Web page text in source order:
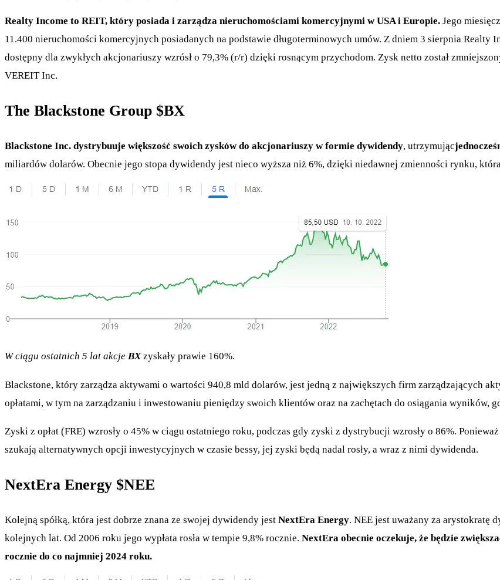
Realty Income to REIT, który posiada i zarządza nieruchomościami komercyjnymi w USA i Europie. Jego
11.400 nieruchomości komercyjnych posiadanych na podstawie długoterminowych umów. Z dniem 3 sierpnia Realty
dostępny dla zwykłych akcjonariuszy wzrósł o 79,3% (r/r) dzięki rosnącym przychodom. Zysk netto został
VEREIT Inc.
The Blackstone Group $BX
Blackstone Inc. dystrybuuje większość swoich zysków do akcjonariuszy w formie dywidendy, utrzymując
miliardów dolarów. Obecnie jego stopa dywidendy jest nieco wyższa niż 6%, dzięki niedawnej zmienności rynku, która
W ciągu ostatnich 5 lat akcje BXzyskały prawie 160%.
Blackstone, który zarządza aktywami o wartości 940,8 mld dolarów, jest jedną z największych firm zarządzających
opłatami, w tym na zarządzaniu i inwestowaniu pieniędzy swoich klientów oraz na zachętach do osiągania wyników,
Zyski z opłat (FRE) wzrosły o 45% w ciągu ostatniego roku, podczas gdy zyski z dystrybucji wzrosły o 86%.
szukają alternatywnych opcji inwestycyjnych w czasie bessy, jej zyski będą nadal rosły, a wraz z nimi dywidenda.
NextEra Energy $NEE
Kolejną spółką, która jest dobrze znana ze swojej dywidendy jest NextEra Energy. NEE jest uważany za arystokratę
kolejnych lat. Od 2006 roku jego wypłata rosła w tempie 9,8% rocznie. NextEra obecnie oczekuje, że będzie
rocznie do co najmniej 2024 roku.